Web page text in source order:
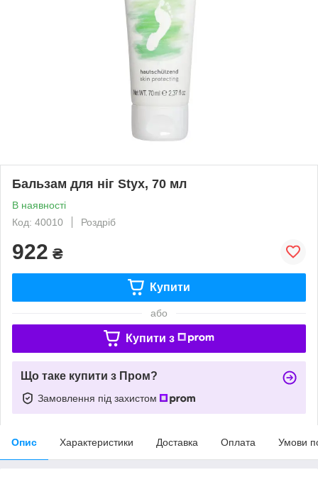
Бальзам для ніг Styx, 70 мл
В наявності
Код: 40010
Роздріб
922 ₴
Купити
або
Купити з
Що таке купити з Пром?
Замовлення під захистом
Опис Характеристики Доставка Оплата Умови